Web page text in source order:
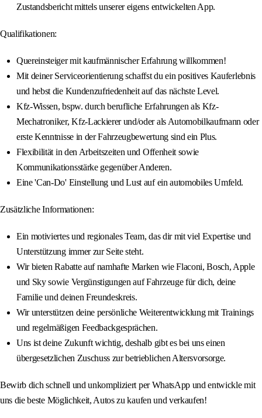
Zustandsbericht mittels unserer eigens entwickelten App.
Qualifikationen:
Quereinsteiger mit kaufmännischer Erfahrung willkommen!
Mit deiner Serviceorientierung schaffst du ein positives Kauferlebnis
und hebst die Kundenzufriedenheit auf das nächste Level.
Kfz-Wissen, bspw. durch berufliche Erfahrungen als Kfz-
Mechatroniker, Kfz-Lackierer und/oder als Automobilkaufmann oder
erste Kenntnisse in der Fahrzeugbewertung sind ein Plus.
Flexibilität in den Arbeitszeiten und Offenheit sowie
Kommunikationsstärke gegenüber Anderen.
Eine 'Can-Do' Einstellung und Lust auf ein automobiles Umfeld.
Zusätzliche Informationen:
Ein motiviertes und regionales Team, das dir mit viel Expertise und
Unterstützung immer zur Seite steht.
Wir bieten Rabatte auf namhafte Marken wie Flaconi, Bosch, Apple
und Sky sowie Vergünstigungen auf Fahrzeuge für dich, deine
Familie und deinen Freundeskreis.
Wir unterstützen deine persönliche Weiterentwicklung mit Trainings
und regelmäßigen Feedbackgesprächen.
Uns ist deine Zukunft wichtig, deshalb gibt es bei uns einen
übergesetzlichen Zuschuss zur betrieblichen Altersvorsorge.
Bewirb dich schnell und unkompliziert per WhatsApp und entwickle mit
uns die beste Möglichkeit, Autos zu kaufen und verkaufen!